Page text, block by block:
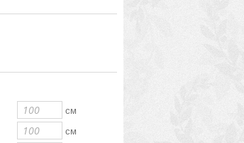
см
см